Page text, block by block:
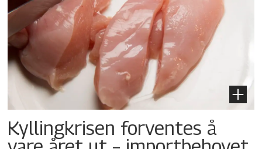
Kyllingkrisen forventes å